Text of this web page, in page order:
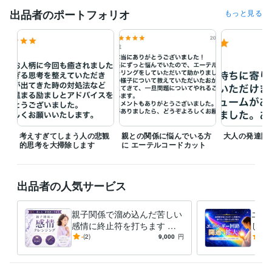
得意分野
占い 第三の目開眼・サードアイ開発 毒親とのエーテルコードカット
オーラ拡大波動調整
エネルギー回路の調整・開通・拡大
感情解放
土地・建物の浄化
ヒーリング チャネリング リーディング
ブロック解除
エーテルコードカット
波動調整 思念伝達
エネルギー整体
土地の浄化
語学力
英語 日常会話レベル
出品者のポートフォリオ もっと見る
考えすぎてしまう人の悲観
的思考を大掃除します
親との関係に悩んでいる方
に エーテルコードカット
大人の発達障
出品者の人気サービス
親子関係で溜め込んだ苦しい
感情に終止符を打ちます 自
動書記チャネリング効果でエ
ります
-(2) 9,000 円
エネ
し
ーリ
感！